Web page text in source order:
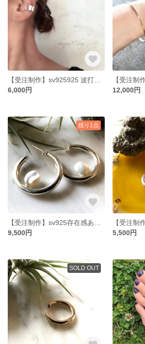
6,000円
12,000円
残り1点
9,500円
5,500円
SOLD OUT